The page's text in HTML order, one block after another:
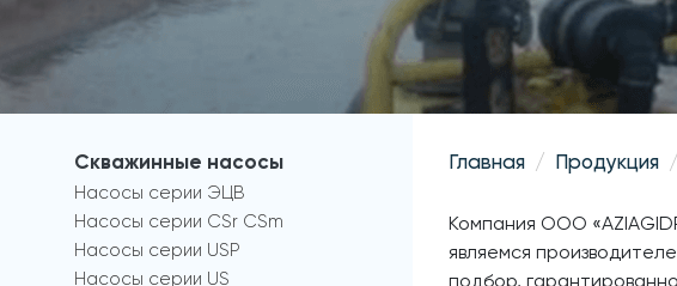
Главная Продукция
Компания ООО
являемся
подбор,
Скважинные насосы
Насосы серии ЭЦВ
Насосы серии CSr CSm
Насосы серии USP
Насосы серии US